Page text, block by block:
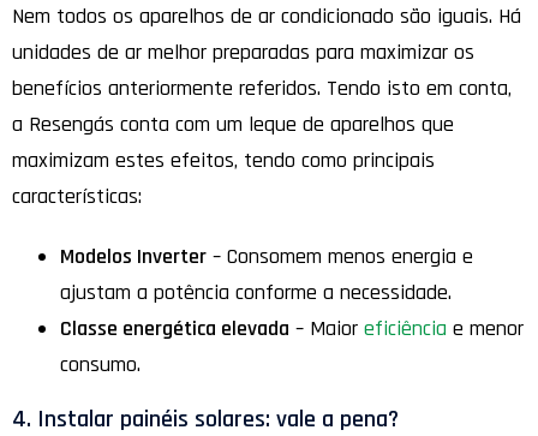
Nem todos os aparelhos de ar condicionado são iguais. Há
unidades de ar melhor preparadas para maximizar os
benefícios anteriormente referidos. Tendo isto em conta,
a Resengás conta com um leque de aparelhos que
maximizam estes efeitos, tendo como principais
características:
Modelos Inverter – Consomem menos energia e
ajustam a potência conforme a necessidade.
Classe energética elevada – Maior eficiência e menor
consumo.
4. Instalar painéis solares: vale a pena?